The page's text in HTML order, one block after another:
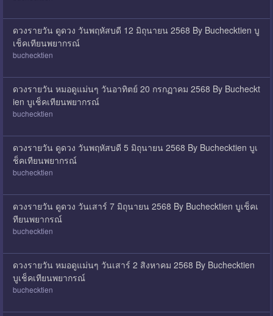
ดวงรายวัน ดูดวง วันพฤหัสบดี 12 มิถุนายน 2568 By Buchecktien บู
เช็คเทียนพยากรณ์
buchecktien
ดวงรายวัน หมอดูแม่นๆ วันอาทิตย์ 20 กรกฏาคม 2568 By Bucheckt
ien บูเช็คเทียนพยากรณ์
buchecktien
ดวงรายวัน ดูดวง วันพฤหัสบดี 5 มิถุนายน 2568 By Buchecktien บูเ
ช็คเทียนพยากรณ์
buchecktien
ดวงรายวัน ดูดวง วันเสาร์ 7 มิถุนายน 2568 By Buchecktien บูเช็คเ
ทียนพยากรณ์
buchecktien
ดวงรายวัน หมอดูแม่นๆ วันเสาร์ 2 สิงหาคม 2568 By Buchecktien
บูเช็คเทียนพยากรณ์
buchecktien